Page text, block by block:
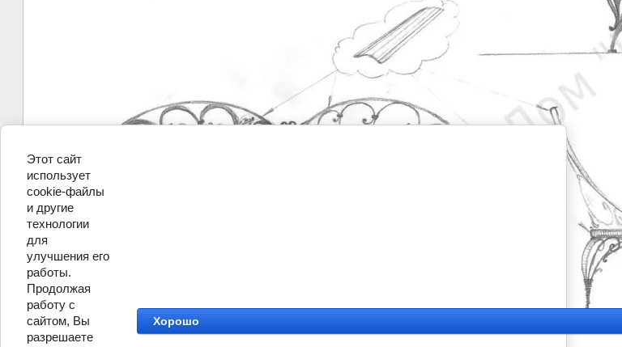
Этот сайт
использует
cookie-файлы
и другие
технологии
для
улучшения его
работы.
Продолжая
работу с
сайтом, Вы
разрешаете
Хорошо